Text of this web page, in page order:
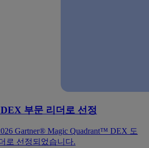
부문 리더로 선정
Gartner® Magic Quadrant™ DEX 도
로 선정되었습니다.